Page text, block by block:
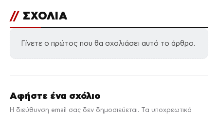
// ΣΧΟΛΙΑ
Γίνετε ο πρώτος που θα σχολιάσει αυτό το άρθρο.
Αφήστε ένα σχόλιο
Η διεύθυνση email σας δεν δημοσιεύεται. Τα υποχρεωτικά